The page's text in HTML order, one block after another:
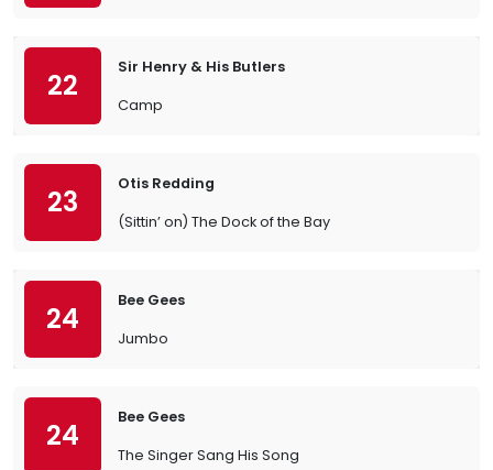
22
Sir Henry & His Butlers
Camp
23
Otis Redding
(Sittin’ on) The Dock of the Bay
24
Bee Gees
Jumbo
24
Bee Gees
The Singer Sang His Song